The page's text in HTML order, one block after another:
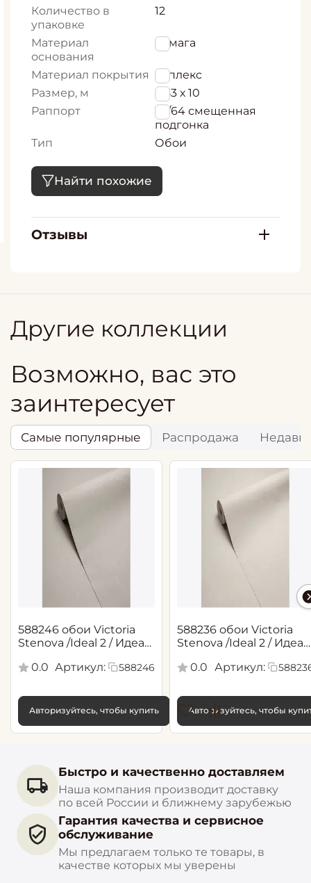
Количество в
упаковке
12
Материал
основания
бумага
Материал покрытия дуплекс
Размер, м
0,53 х 10
Раппорт
32/64 смещенная
подгонка
Тип
Обои
Найти похожие
Отзывы
Другие коллекции
Возможно, вас это
заинтересует
Самые популярные Распродажа
588246 обои Victoria
Stenova /Ideal 2 / Идеал
0.0 Артикул: 588246
Авторизуйтесь, чтобы купить
588236 обои Victoria
Stenova /Ideal 2 / Идеал
0.0
Артикул:
Авторизуйтесь, чтобы
Быстро и качественно доставляем
Наша компания производит доставку
по всей России и ближнему зарубежью
Гарантия качества и сервисное
обслуживание
Мы предлагаем только те товары, в
качестве которых мы уверены